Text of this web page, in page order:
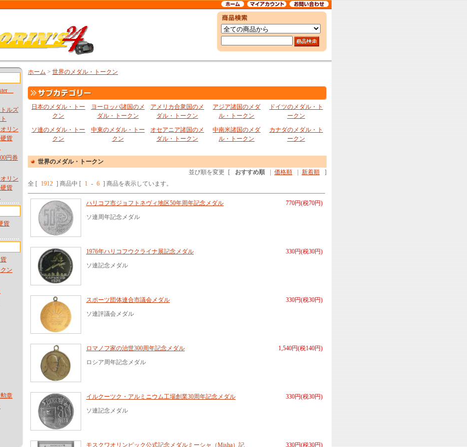
ルズ
リン
貨
円券
リン
貨
貨
ン
章
ホーム > 世界のメダル・トークン
日本のメダル・トー
クン
ヨーロッパ諸国のメ
ダル・トークン
アメリカ合衆国のメ
ダル・トークン
アジア諸国のメダ
ル・トークン
ドイツのメダル・ト
ークン
ソ連のメダル・トー
クン
中東のメダル・トー
クン
オセアニア諸国のメ
ダル・トークン
中南米諸国のメダ
ル・トークン
カナダのメダル・ト
ークン
世界のメダル・トークン
並び順を変更
[ おすすめ順 価格順 新着順
]
全 [ 1912 ] 商品中 [ 1 - 6 ] 商品を表示しています。
770円(税70円)
ハリコフ市ジョフトネヴィ地区50年周年記念メダル
ソ連周年記念メダル
330円(税30円)
1976年ハリコフウクライナ展記念メダル
ソ連記念メダル
330円(税30円)
スポーツ団体連合市議会メダル
ソ連評議会メダル
1,540円(税140円)
ロマノフ家の治世300周年記念メダル
ロシア周年記念メダル
330円(税30円)
イルクーツク・アルミニウム工場創業30周年記念メダル
ソ連記念メダル
330円(税30円)
モスクワオリンピック公式記念メダルミーシャ（Misha）記